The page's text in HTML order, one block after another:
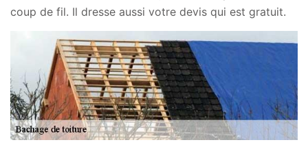
coup de fil. Il dresse aussi votre devis qui est gratuit.